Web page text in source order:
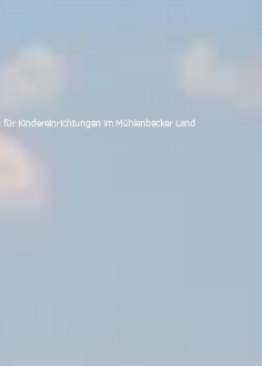
für Kindereinrichtungen im Mühlenbecker Land